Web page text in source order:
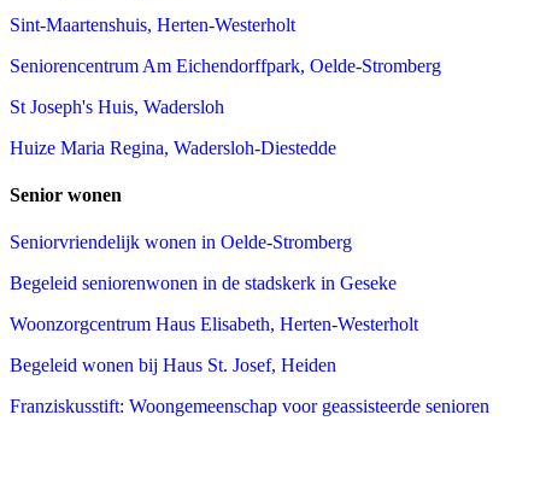
Sint-Maartenshuis, Herten-Westerholt
Seniorencentrum Am Eichendorffpark, Oelde-Stromberg
St Joseph's Huis, Wadersloh
Huize Maria Regina, Wadersloh-Diestedde
Senior wonen
Seniorvriendelijk wonen in Oelde-Stromberg
Begeleid seniorenwonen in de stadskerk in Geseke
Woonzorgcentrum Haus Elisabeth, Herten-Westerholt
Begeleid wonen bij Haus St. Josef, Heiden
Franziskusstift: Woongemeenschap voor geassisteerde senioren